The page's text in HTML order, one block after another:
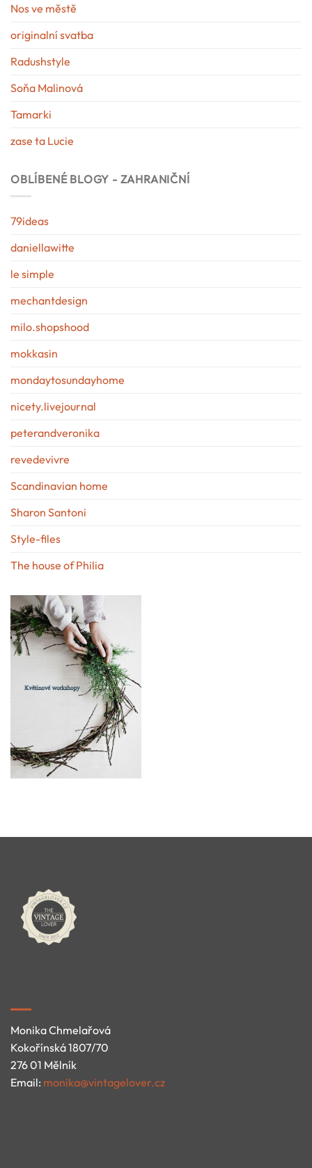
Nos ve městě
originalní svatba
Radushstyle
Soňa Malinová
Tamarki
zase ta Lucie
OBLÍBENÉ BLOGY - ZAHRANIČNÍ
79ideas
daniellawitte
le simple
mechantdesign
milo.shopshood
mokkasin
mondaytosundayhome
nicety.livejournal
peterandveronika
revedevivre
Scandinavian home
Sharon Santoni
Style-files
The house of Philia
Monika Chmelařová
Kokořínská 1807/70
276 01 Mělník
Email: monika@vintagelover.cz